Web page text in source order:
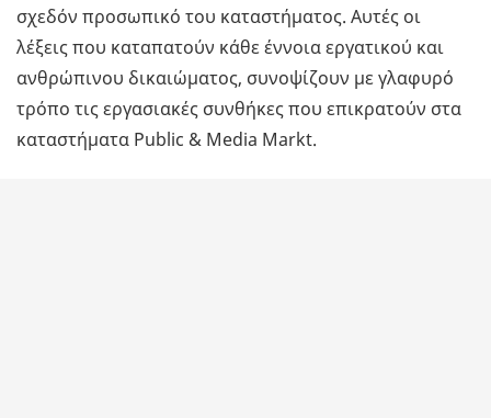
σχεδόν προσωπικό του καταστήματος. Αυτές οι
λέξεις που καταπατούν κάθε έννοια εργατικού και
ανθρώπινου δικαιώματος, συνοψίζουν με γλαφυρό
τρόπο τις εργασιακές συνθήκες που επικρατούν στα
καταστήματα Public & Media Markt.